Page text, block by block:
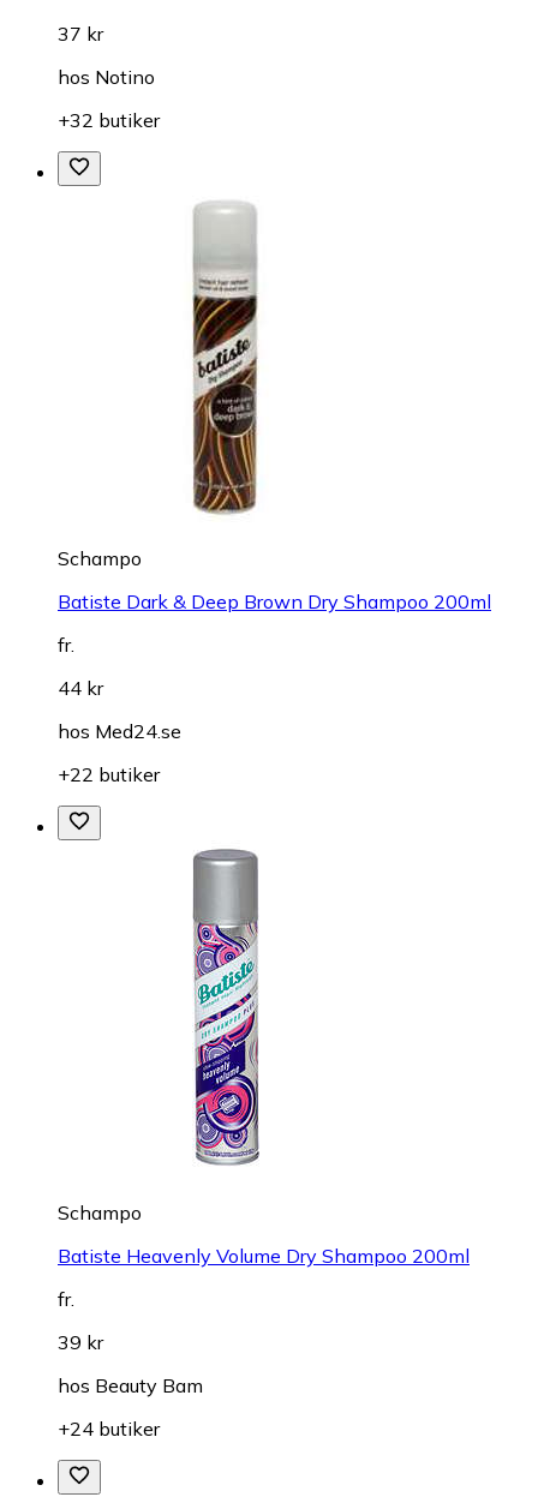
37 kr
hos Notino
+32 butiker
Schampo
Batiste Dark & Deep Brown Dry Shampoo 200ml
fr.
44 kr
hos Med24.se
+22 butiker
Schampo
Batiste Heavenly Volume Dry Shampoo 200ml
fr.
39 kr
hos Beauty Bam
+24 butiker